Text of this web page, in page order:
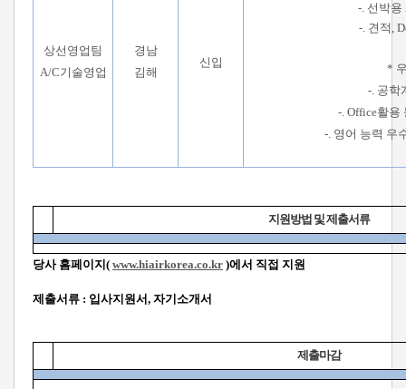
상선영업팀
A/C기술영업
경남
김해
신입
-. 선박용
-. 견적,
*
-. 공학
-. Office활용
-. 영어 능력 우
지원방법 및 제출서류
당사 홈페이지( www.hiairkorea.co.kr )에서 직접 지원
제출서류 : 입사지원서, 자기소개서
제출마감